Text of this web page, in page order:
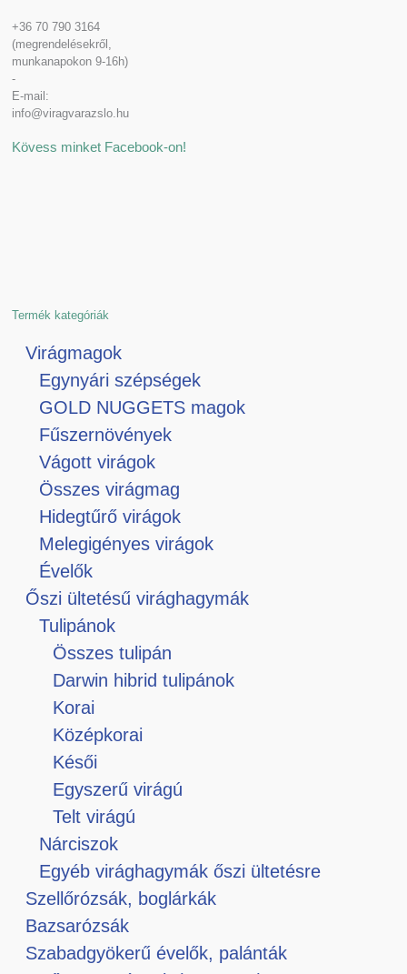
+36 70 790 3164
(megrendelésekről,
munkanapokon 9-16h)
-
E-mail:
info@viragvarazslo.hu
Kövess minket Facebook-on!
Termék kategóriák
Virágmagok
Egynyári szépségek
GOLD NUGGETS magok
Fűszernövények
Vágott virágok
Összes virágmag
Hidegtűrő virágok
Melegigényes virágok
Évelők
Őszi ültetésű virághagymák
Tulipánok
Összes tulipán
Darwin hibrid tulipánok
Korai
Középkorai
Késői
Egyszerű virágú
Telt virágú
Nárciszok
Egyéb virághagymák őszi ültetésre
Szellőrózsák, boglárkák
Bazsarózsák
Szabadgyökerű évelők, palánták